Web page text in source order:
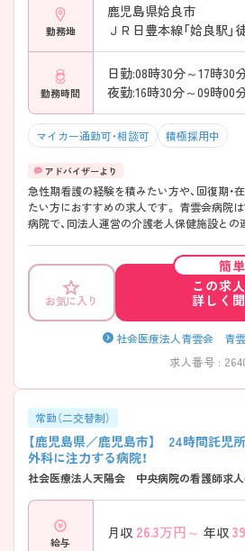
勤務地
鹿児島県姶良市
ＪＲ日豊本線「姶良駅」
勤務時間
日勤:08時30分～17時30分
夜勤:16時30分～09時00分
マイカー通勤可・相談可 積極採用中
急性期看護の経験を積みたい方や、回復期・
たい方におすすめの求人です。 青雲会病院
病院で、同法人運営の介護老人保健施設との
入院患者様の看護業務を中心に経験を積むこ
手当は一般病棟16,500円／回、回復期病棟
で、賞与実績は3.5ヶ月分となっています。住
退職金制度など福利厚生も充実しています。
時間程度と少なく、ワークライフバランス
環境です（2026年8月確認時点）。
お気に入り
簡単
この求
詳しく
社会医療法人青雲会 青
求人番号 :
常勤（二交替制）
【鹿児島県／鹿児島市】 24時間託児
外科に注力する病院！
社会医療法人天陽会 中央病院の看護師求
給与
月収 26.3万円～ 年収